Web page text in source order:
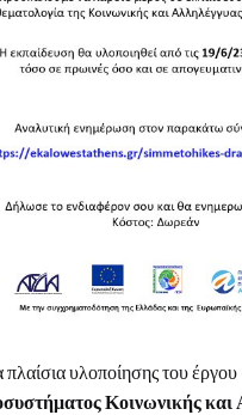
πλαίσια υλοποίησης του έργου
Κοινωνικής και